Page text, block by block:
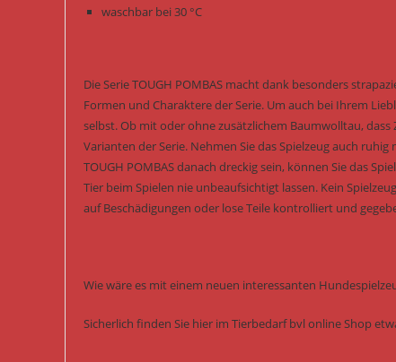
waschbar bei 30 °C
Die Serie TOUGH POMBAS macht dank besonders
Formen und Charaktere der Serie. Um auch bei Ihrem
selbst. Ob mit oder ohne zusätzlichem Baumwolltau,
Varianten der Serie. Nehmen Sie das Spielzeug auch
TOUGH POMBAS danach dreckig sein, können Sie das
Tier beim Spielen nie unbeaufsichtigt lassen. Kein
auf Beschädigungen oder lose Teile kontrolliert und
Wie wäre es mit einem neuen interessanten
Sicherlich finden Sie hier im Tierbedarf bvl online Shop